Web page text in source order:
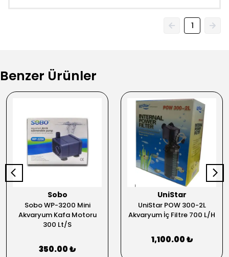
1
Benzer Ürünler
Sobo
Sobo WP-3200 Mini
Akvaryum Kafa Motoru
300 Lt/S
350.00 ₺
UniStar
UniStar POW 300-2L
Akvaryum İç Filtre 700 L/H
1,100.00 ₺